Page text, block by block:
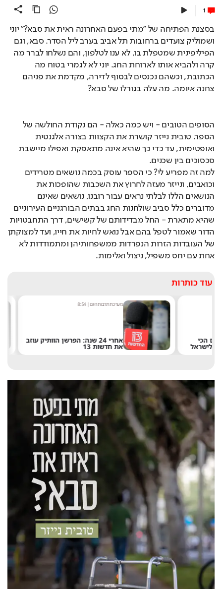
1
בסצנת הפתיחה של ״מתי בפעם האחרונה ראית את סבא?״ יוני
ושמוליק צועדים ברחובות תל אביב בערב ליל הסדר. סבא, וגם
הפיליפינית שמטפלת בו, לא ענו לטלפון, והם נשלחו לברר מה
קרה ולהביא אותו לארוחת החג. יוני לא לגמרי בטוח מה
הכתובת, וכשהם נכנסים לבסוף לדירה, מקדמת את פניהם
צחנה איומה. מה עלה בגורלו של סבא?
הסופים הטובים - ויש כמה כאלה - הם נקודת החולשה של
הספר. טובית נייזר קושרת את הקצוות בצורה אלגנטית
ואופטימית, עד כדי כך שהיא אינה מתאפקת ואפילו מיישבת
סכסוכים בין שכנים.
למה זה מפריע לי? כי הספר עוסק בכמה נושאים מטרידים
וכואבים, ונייזר מעזה לחרוץ את השכבות שהופכות את
הנושאים הללו לבלתי נראים עבור רובנו, נושאים שאינם
מדוברים כלל סביב שולחנות החג בבתים הבורגניים העירוניים
שהיא מתארת - החל מבדידותם של קשישים, דרך התחבטויות
הדור שאמור לטפל בהם אבל נואש לחיות את חייו, ועד למצוקתן
של העובדות הזרות הנפרדות ממשפחותיהן ומתמודדות לא
אחת עם יחס משפיל, ניצול ואלימות.
עוד כותרות
מערכת תרבות היום|
8:54
אחרי 24 שנה: הפרשן הוותיק עוזב
את חדשות 13